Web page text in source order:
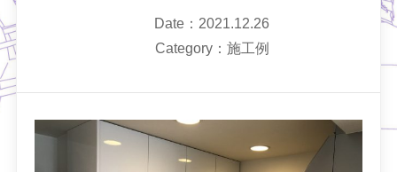
Date：2021.12.26
Category：施工例